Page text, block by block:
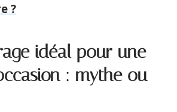
?
idéal pour une
: mythe ou